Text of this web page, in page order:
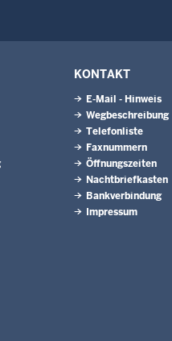
KONTAKT
E-Mail - Hinweis
Wegbeschreibung
Telefonliste
Faxnummern
Öffnungszeiten
Nachtbriefkasten
Bankverbindung
Impressum